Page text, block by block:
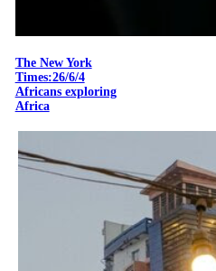
The New York
Times:26/6/4
Africans exploring
Africa